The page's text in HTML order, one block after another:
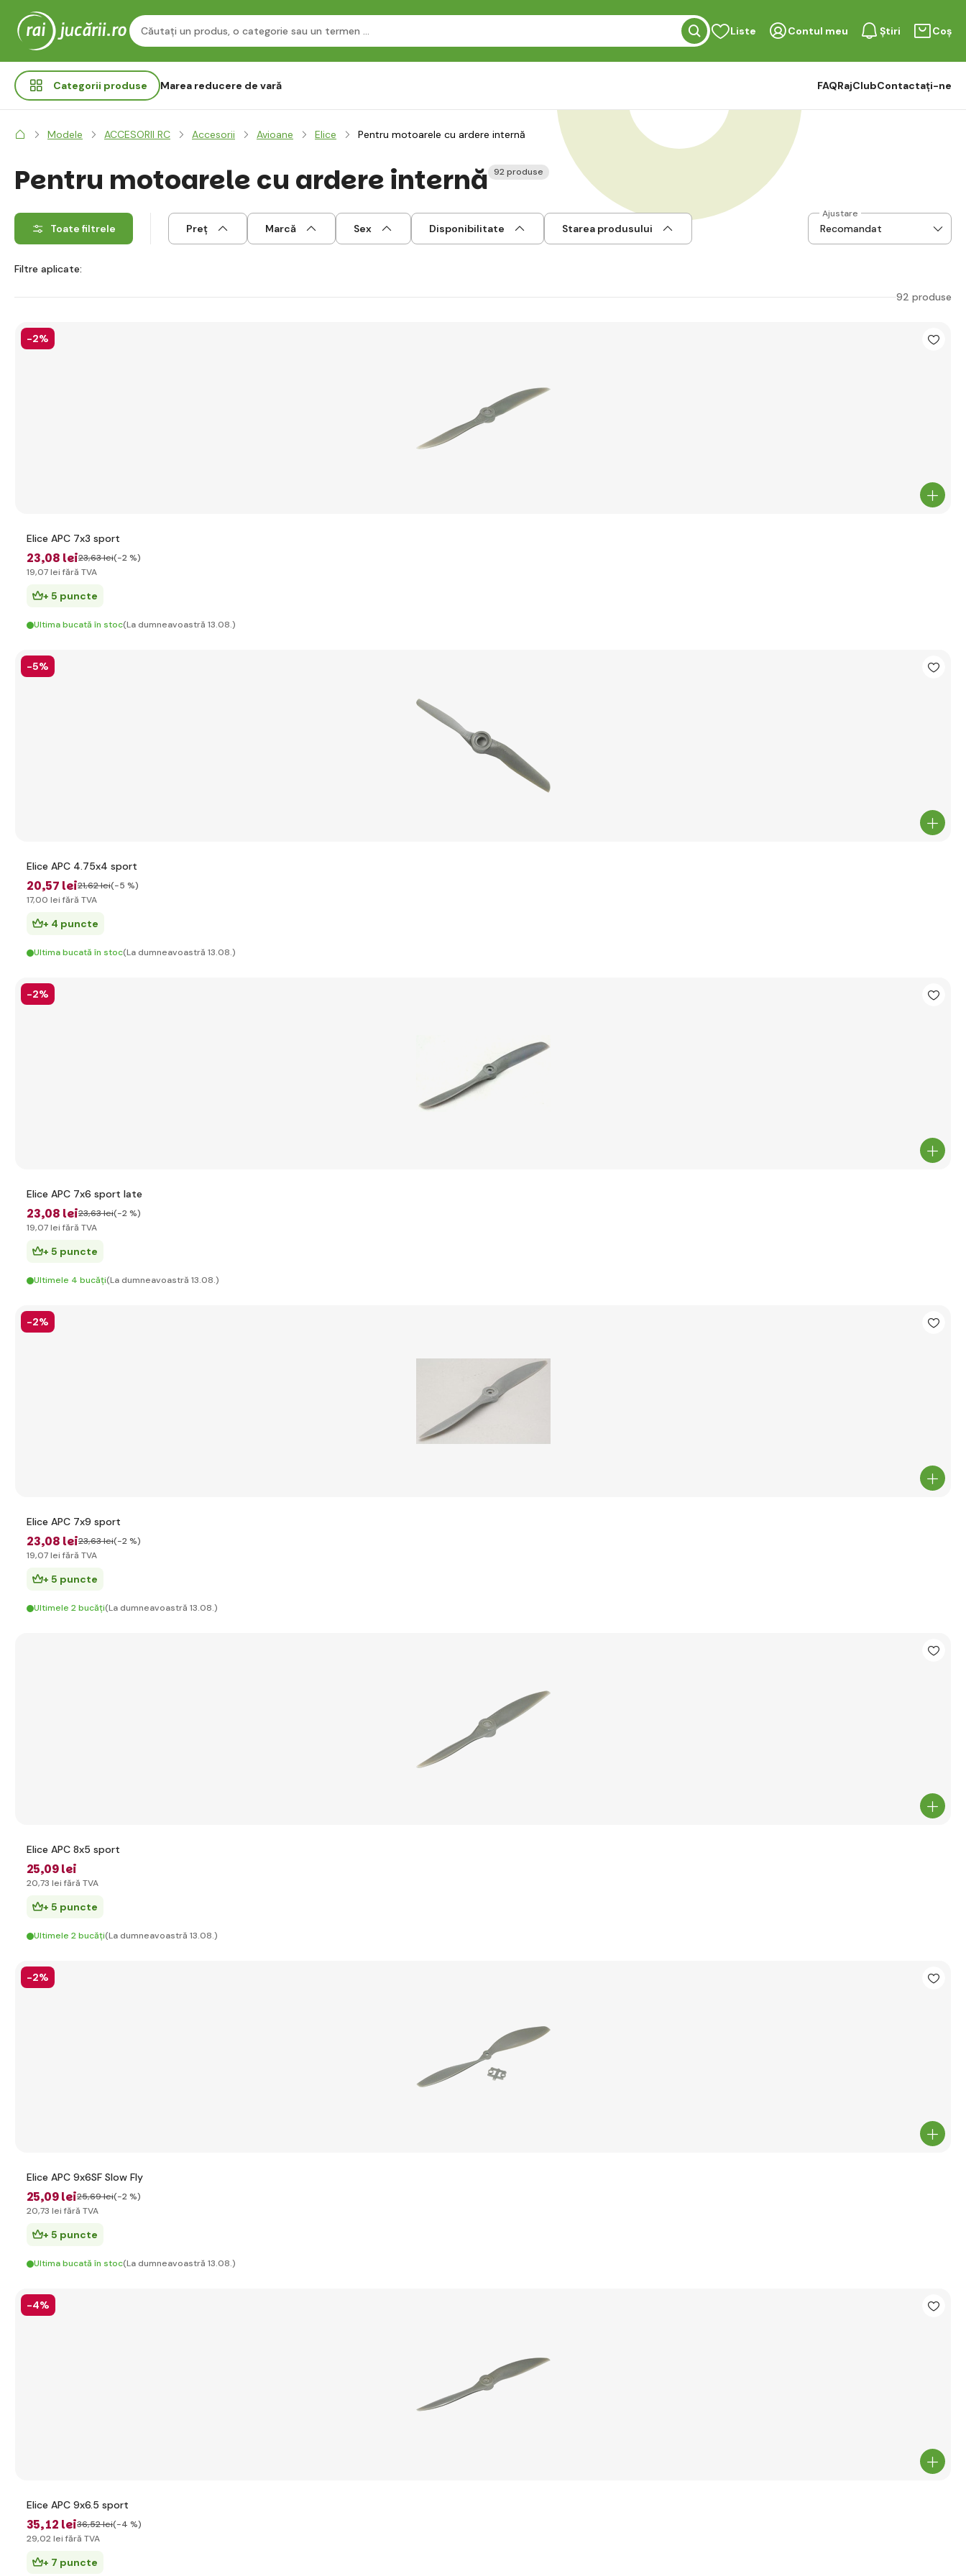
Liste Contul meu Știri Coș
Categorii produse Marea reducere de vară FAQRajClubContactați-ne
Modele ACCESORII RC Accesorii Avioane Elice Pentru motoarele cu ardere internă
Pentru motoarele cu ardere internă 92 produse
Toate filtrele Preț Marcă Sex Disponibilitate Starea produsului
Ajustare
Filtre aplicate:
92 produse
-2%
Elice APC 7x3 sport
23,08 lei23,63 lei(-2 %)
19,07 lei fără TVA
+ 5 puncte
Ultima bucată în stoc(La dumneavoastră 13.08.)
-5%
Elice APC 4.75x4 sport
20,57 lei21,62 lei(-5 %)
17,00 lei fără TVA
+ 4 puncte
Ultima bucată în stoc(La dumneavoastră 13.08.)
-2%
Elice APC 7x6 sport late
23,08 lei23,63 lei(-2 %)
19,07 lei fără TVA
+ 5 puncte
Ultimele 4 bucăți(La dumneavoastră 13.08.)
-2%
Elice APC 7x9 sport
23,08 lei23,63 lei(-2 %)
19,07 lei fără TVA
+ 5 puncte
Ultimele 2 bucăți(La dumneavoastră 13.08.)
Elice APC 8x5 sport
25,09 lei
20,73 lei fără TVA
+ 5 puncte
Ultimele 2 bucăți(La dumneavoastră 13.08.)
-2%
Elice APC 9x6SF Slow Fly
25,09 lei25,69 lei(-2 %)
20,73 lei fără TVA
+ 5 puncte
Ultima bucată în stoc(La dumneavoastră 13.08.)
-4%
Elice APC 9x6.5 sport
35,12 lei36,52 lei(-4 %)
29,02 lei fără TVA
+ 7 puncte